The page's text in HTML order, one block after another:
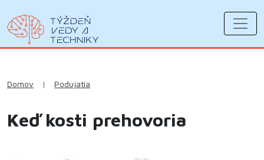
Domov | Podujatia
Keď kosti prehovoria